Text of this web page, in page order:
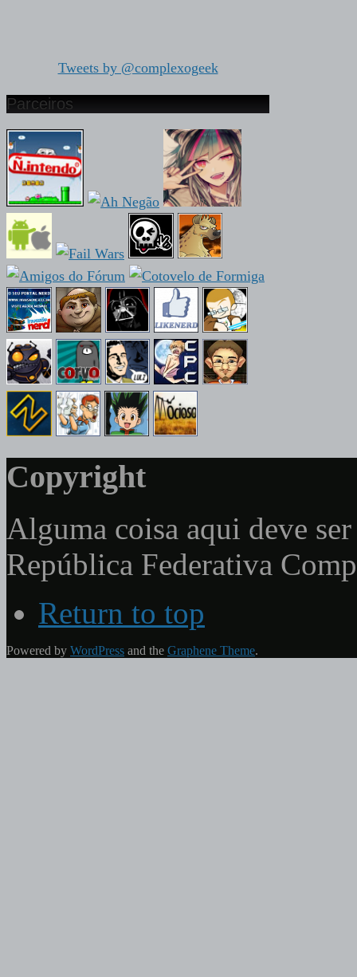
Tweets by @complexogeek
Parceiros
Copyright
Alguma coisa aqui deve
República Federativa
Return to top
Powered by WordPress and the Graphene Theme.